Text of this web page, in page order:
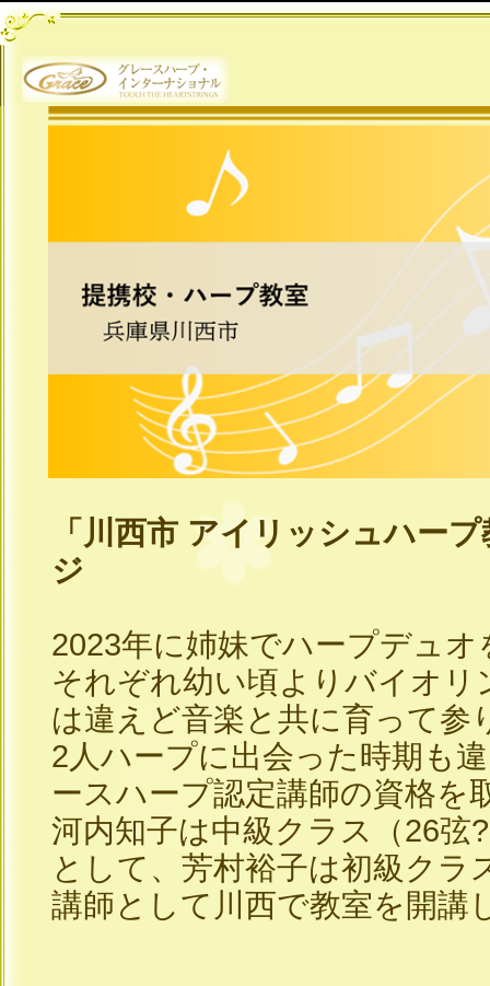
「川西市 アイリッシュハー
ジ
2023年に姉妹でハープデュ
それぞれ幼い頃よりバイオリ
は違えど音楽と共に育って参
2人ハープに出会った時期も
ースハープ認定講師の資格を
河内知子は中級クラス（26弦
として、芳村裕子は初級クラ
講師として川西で教室を開講